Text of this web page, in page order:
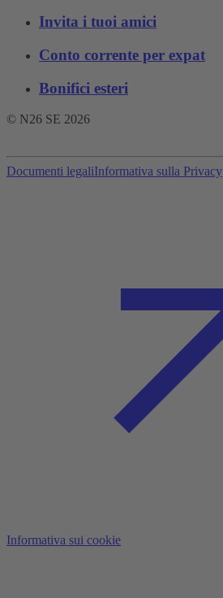
Invita i tuoi amici
Conto corrente per expat
Bonifici esteri
© N26 SE 2026
Documenti legaliInformativa sulla Privacy
Informativa sui cookie